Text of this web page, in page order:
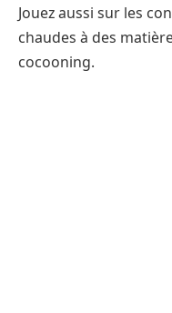
Jouez aussi sur les
chaudes à des
cocooning.